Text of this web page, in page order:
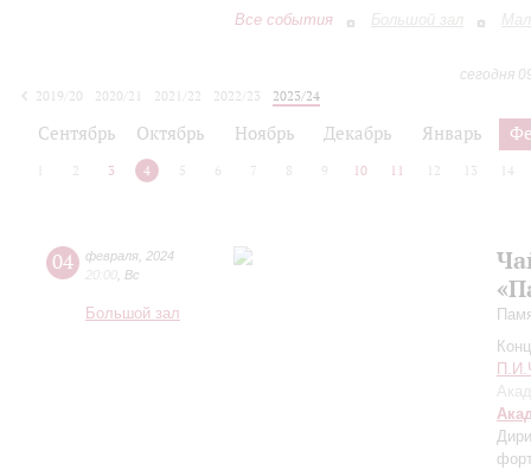
Все события Большой зал
сегодня
2019/20
2020/21 2021/22 2022/23
2023/24
Сентябрь Октябрь Ноябрь Декабрь Январь
2 3 4 5 6 7 8 9 10 11 12 13 14
04 февраля 2024
20:00 Вс
Большой зал